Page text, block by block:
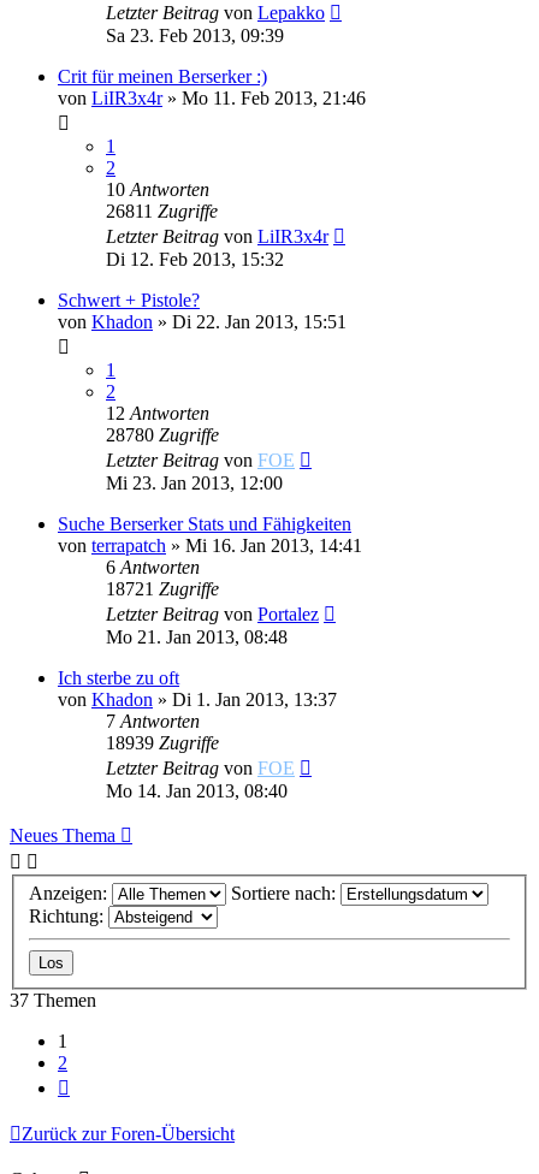
Letzter Beitrag von Lepakko
Sa 23. Feb 2013, 09:39
Crit für meinen Berserker :)
von LiIR3x4r» Mo 11. Feb 2013, 21:46
1
2
10 Antworten
26811 Zugriffe
Letzter Beitrag von LiIR3x4r
Di 12. Feb 2013, 15:32
Schwert + Pistole?
von Khadon » Di 22. Jan 2013, 15:51
1
2
12 Antworten
28780 Zugriffe
Letzter Beitrag von FOE
Mi 23. Jan 2013, 12:00
Suche Berserker Stats und Fähigkeiten
von terrapatch » Mi 16. Jan 2013, 14:41
6 Antworten
18721 Zugriffe
Letzter Beitrag von Portalez
Mo 21. Jan 2013, 08:48
Ich sterbe zu oft
von Khadon » Di 1. Jan 2013, 13:37
7 Antworten
18939 Zugriffe
Letzter Beitrag von FOE
Mo 14. Jan 2013, 08:40
Neues Thema
Anzeigen:
Sortiere nach:
Richtung:
37 Themen
1
2
Zurück zur Foren-Übersicht